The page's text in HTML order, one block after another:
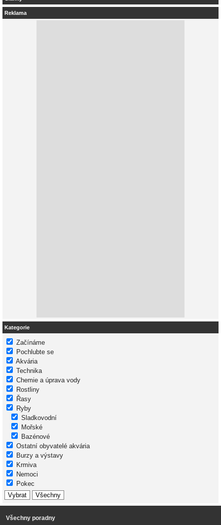
Reklama
Kategorie
Začínáme
Pochlubte se
Akvária
Technika
Chemie a úprava vody
Rostliny
Řasy
Ryby
Sladkovodní
Mořské
Bazénové
Ostatní obyvatelé akvária
Burzy a výstavy
Krmiva
Nemoci
Pokec
Všechny poradny